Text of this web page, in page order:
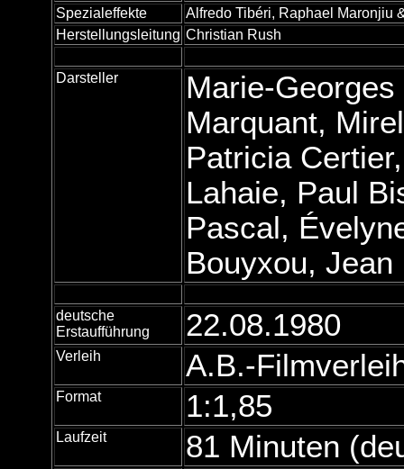
Spezialeffekte
Alfredo Tibéri, Raphael Maronjiu
Herstellungsleitung Christian Rush
Darsteller
Marie-
Marquant,
Patricia
Lahaie, Paul
Pascal,
Bouyxou,
deutsche
Erstaufführung
22.08.1980
Verleih A.B.-
Format 1:1,85
Laufzeit 81 Minuten